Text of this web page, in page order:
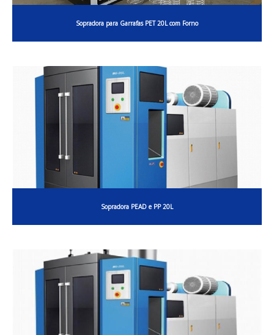
Sopradora para Garrafas PET 20L com Forno
Sopradora PEAD e PP 20L